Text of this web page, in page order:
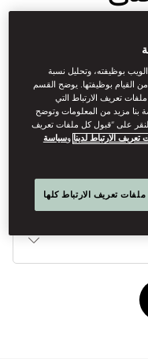
تضمن خدمة الخادم الشخصي المتوفرة على مدار 24 ساعة تلبية أي
هادئاً في الهواء الطلق.
مع الشمبانيا، وشاي
بوظيفته، وتحليل نسبة
القيام بوظيفتها. يوضح القسم
تعريف الارتباط التي
بنا مزيد من المعلومات وتوضح
على “قبول كل ملفات تعريف
الارتباط لدينا وسياسة
تعريف الارتباط كلها